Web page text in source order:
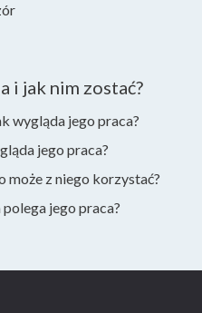
i jak nim zostać?
wygląda jego praca?
jego praca?
może z niego korzystać?
jego praca?